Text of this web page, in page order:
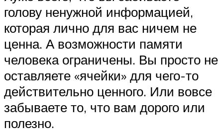
голову ненужной информацией,
которая лично для вас ничем не
ценна. А возможности памяти
человека ограничены. Вы просто не
оставляете «ячейки» для чего-то
действительно ценного. Или вовсе
забываете то, что вам дорого или
полезно.